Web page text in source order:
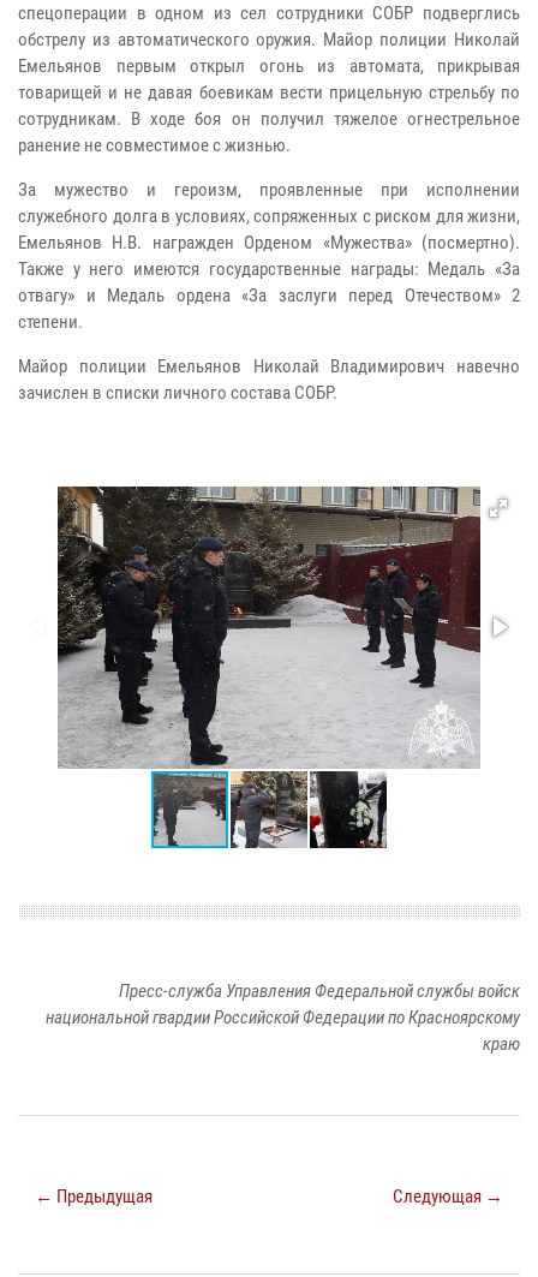
спецоперации в одном из сел сотрудники СОБР подверглись
обстрелу из автоматического оружия. Майор полиции Николай
Емельянов первым открыл огонь из автомата, прикрывая
товарищей и не давая боевикам вести прицельную стрельбу по
сотрудникам. В ходе боя он получил тяжелое огнестрельное
ранение не совместимое с жизнью.
За мужество и героизм, проявленные при исполнении
служебного долга в условиях, сопряженных с риском для жизни,
Емельянов Н.В. награжден Орденом «Мужества» (посмертно).
Также у него имеются государственные награды: Медаль «За
отвагу» и Медаль ордена «За заслуги перед Отечеством» 2
степени.
Майор полиции Емельянов Николай Владимирович навечно
зачислен в списки личного состава СОБР.
Пресс-служба Управления Федеральной службы войск
национальной гвардии Российской Федерации по Красноярскому
краю
← Предыдущая Следующая →